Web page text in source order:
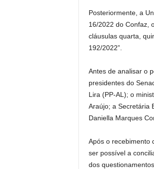
Posteriormente, a
16/2022 do Confaz,
cláusulas quarta,
192/2022”.
Antes de analisar o
presidentes do
Lira (PP-AL); o
Araújo; a Secretária
Daniella Marques
Após o recebimento
ser possível a
dos